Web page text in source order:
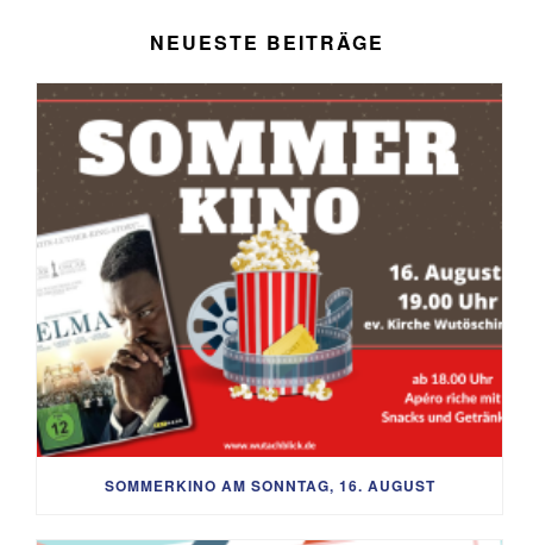
NEUESTE BEITRÄGE
SOMMERKINO AM SONNTAG, 16. AUGUST